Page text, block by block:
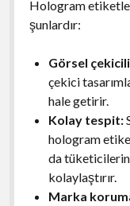
Hologram
şunlardır:
Görsel
çekici
hale getirir.
Kolay tespit:
hologram
da
kolaylaştırır.
Marka